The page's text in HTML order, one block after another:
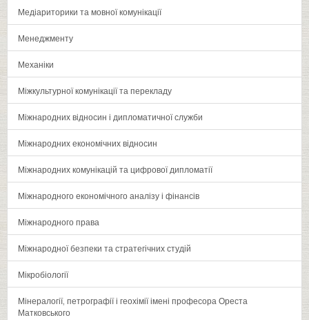
Медіариторики та мовної комунікації
Менеджменту
Механіки
Міжкультурної комунікації та перекладу
Міжнародних відносин і дипломатичної служби
Міжнародних економічних відносин
Міжнародних комунікацій та цифрової дипломатії
Міжнародного економічного аналізу і фінансів
Міжнародного права
Міжнародної безпеки та стратегічних студій
Мікробіології
Мінералогії‚ петрографії і геохімії імені професора Ореста
Матковського